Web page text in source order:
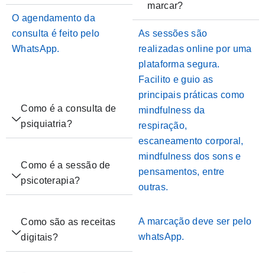
O agendamento da
consulta é feito pelo
WhatsApp.
Como é a consulta de
psiquiatria?
Como é a sessão de
psicoterapia?
Como são as receitas
digitais?
marcar?
As sessões são
realizadas online por uma
plataforma segura.
Facilito e guio as
principais práticas como
mindfulness da
respiração,
escaneamento corporal,
mindfulness dos sons e
pensamentos, entre
outras.
A marcação deve ser pelo
whatsApp.